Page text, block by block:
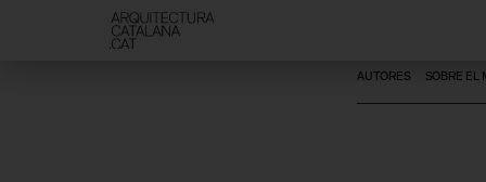
AUTORES SOBRE EL